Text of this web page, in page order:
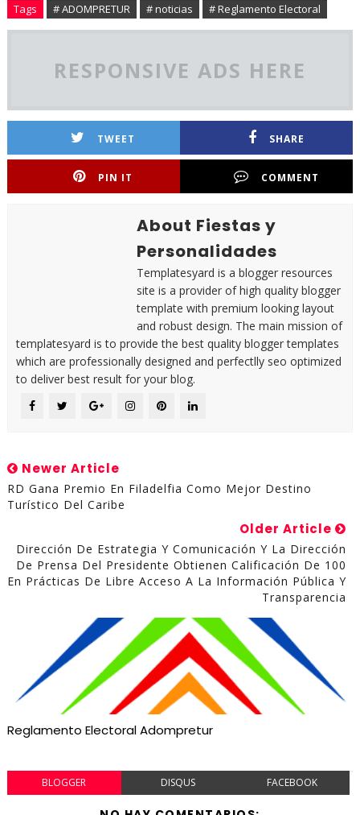
Tags # ADOMPRETUR # noticias # Reglamento Electoral
RESPONSIVE ADS HERE
TWEET SHARE
PIN IT COMMENT
About Fiestas y
Personalidades
Templatesyard is a blogger resources
site is a provider of high quality blogger
template with premium looking layout
and robust design. The main mission of
templatesyard is to provide the best quality blogger templates
which are professionally designed and perfectlly seo optimized
to deliver best result for your blog.
Newer Article
RD Gana Premio En Filadelfia Como Mejor Destino
Turístico Del Caribe
Older Article
Dirección De Estrategia Y Comunicación Y La Dirección
De Prensa Del Presidente Obtienen Calificación De 100
En Prácticas De Libre Acceso A La Información Pública Y
Transparencia
Reglamento Electoral Adompretur
BLOGGER DISQUS FACEBOOK